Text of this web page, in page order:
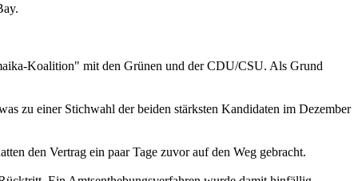
Koalition" mit den Grünen und der CDU/CSU. Als Grund
zu einer Stichwahl der beiden stärksten Kandidaten im Dezember
den Vertrag ein paar Tage zuvor auf den Weg gebracht.